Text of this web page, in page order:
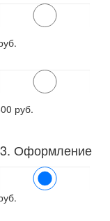
руб.
3. Оформление